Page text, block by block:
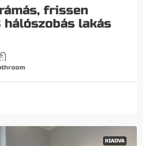
frissen
lakás
KIADVA